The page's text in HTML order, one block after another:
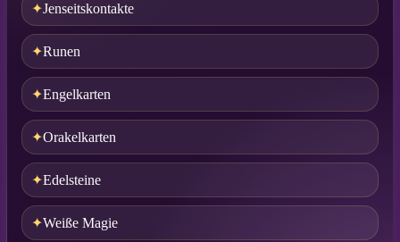
Jenseitskontakte
Runen
Engelkarten
Orakelkarten
Edelsteine
Weiße Magie